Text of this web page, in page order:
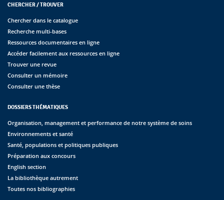
CHERCHER / TROUVER
Chercher dans le catalogue
Recherche multi-bases
Ressources documentaires en ligne
Accéder facilement aux ressources en ligne
Trouver une revue
Consulter un mémoire
Consulter une thèse
DOSSIERS THÉMATIQUES
Organisation, management et performance de notre système de soins
Environnements et santé
Santé, populations et politiques publiques
Préparation aux concours
English section
La bibliothèque autrement
Toutes nos bibliographies